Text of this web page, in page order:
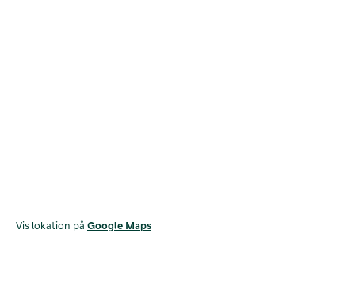
Vis lokation på Google Maps